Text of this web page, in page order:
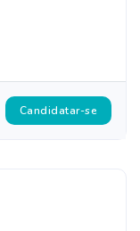
Candidatar-se